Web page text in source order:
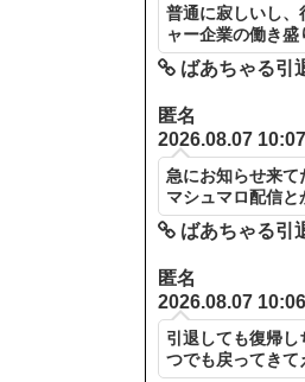
普通に寂しいし
ャー企業の働き
ばあちゃる引
匿名
2026.08.07
急にお知らせ来
マシュマロ配信
ばあちゃる引
匿名
2026.08.07
引退しても復帰
つでも戻ってきて